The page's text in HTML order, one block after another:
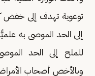
توعوية تهدف إلى خفض
إلى الحد الموصى به
للملح إلى الحد
وبالأخص أصحاب